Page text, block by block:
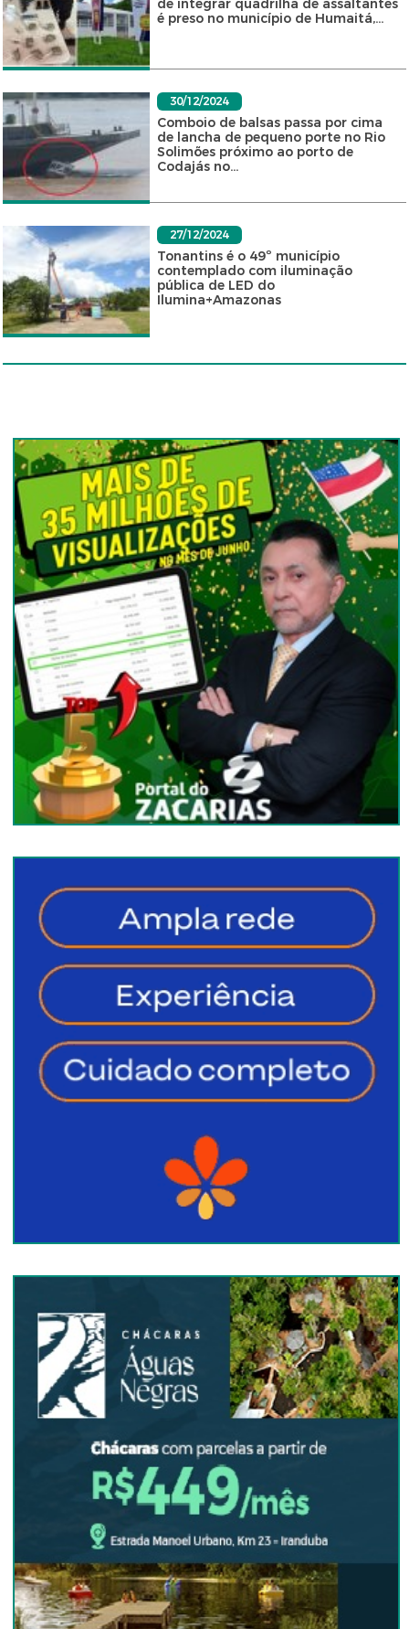
de integrar quadrilha de assaltantes
é preso no município de Humaitá,...
30/12/2024
Comboio de balsas passa por cima
de lancha de pequeno porte no Rio
Solimões próximo ao porto de
Codajás no...
27/12/2024
Tonantins é o 49º município
contemplado com iluminação
pública de LED do
Ilumina+Amazonas